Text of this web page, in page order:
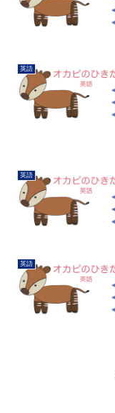
英語
英語
英語